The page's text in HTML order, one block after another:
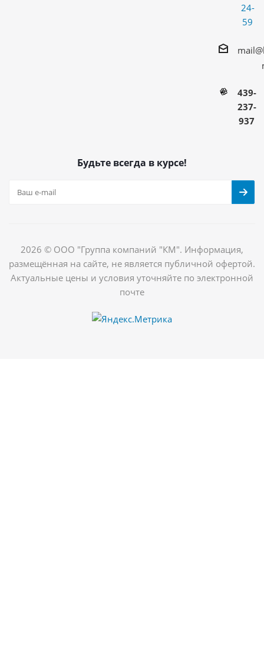
24-
59
439-
237-
937
Будьте всегда в курсе!
2026 © ООО "Группа компаний "КМ". Информация,
размещённая на сайте, не является публичной офертой.
Актуальные цены и условия уточняйте по электронной
почте